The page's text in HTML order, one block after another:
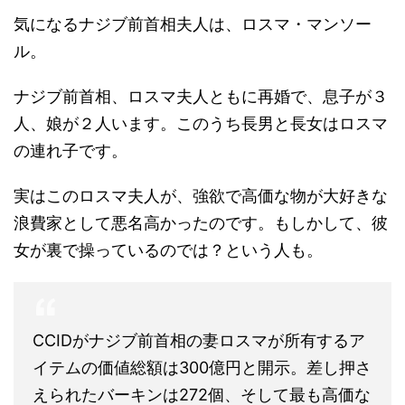
気になるナジブ前首相夫人は、ロスマ・マンソー
ル。
ナジブ前首相、ロスマ夫人ともに再婚で、息子が３
人、娘が２人います。このうち長男と長女はロスマ
の連れ子です。
実はこのロスマ夫人が、強欲で高価な物が大好きな
浪費家として悪名高かったのです。もしかして、彼
女が裏で操っているのでは？という人も。
CCIDがナジブ前首相の妻ロスマが所有するア
イテムの価値総額は300億円と開示。差し押さ
えられたバーキンは272個、そして最も高価な